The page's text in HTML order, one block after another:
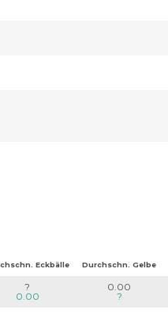
Eckbälle Durchschn. Gelbe
?
0.00
0.00
?